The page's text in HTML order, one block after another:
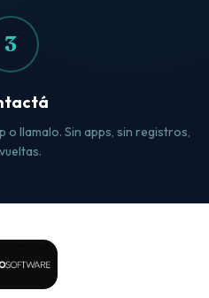
3
llamalo. Sin apps, sin registros,